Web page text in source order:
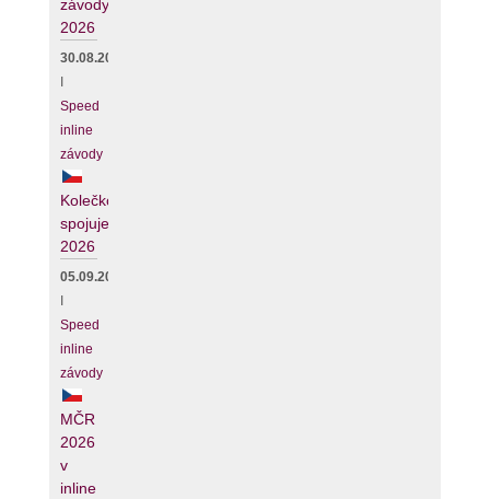
závody
2026
30.08.2026
Speed
inline
závody
Kolečko
spojuje
2026
05.09.2026
Speed
inline
závody
MČR
2026
v
inline